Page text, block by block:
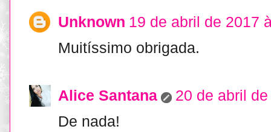
Unknown 19 de abril de 2017
Muitíssimo obrigada.
Alice Santana
20 de abril
De nada!